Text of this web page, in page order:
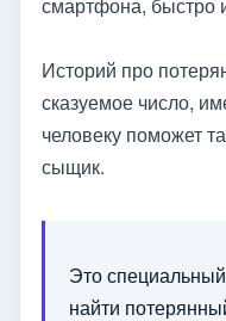
Историй про
сказуемое число,
человеку поможет
сыщик.
Это
найти